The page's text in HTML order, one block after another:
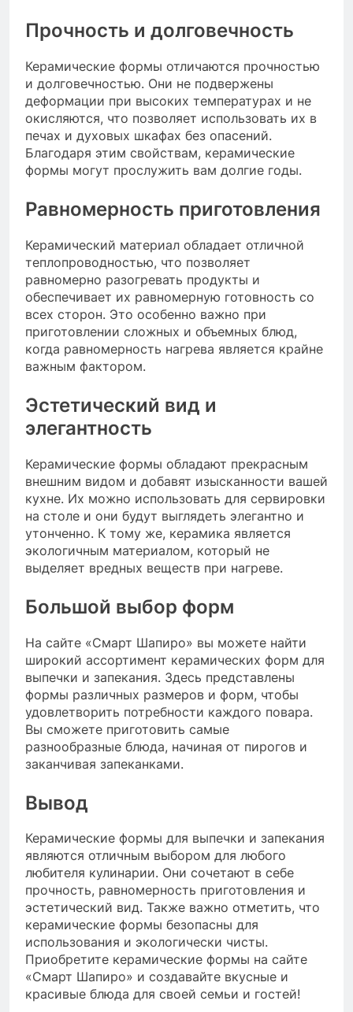
Прочность и долговечность
Керамические формы отличаются прочностью
и долговечностью. Они не подвержены
деформации при высоких температурах и не
окисляются, что позволяет использовать их в
печах и духовых шкафах без опасений.
Благодаря этим свойствам, керамические
формы могут прослужить вам долгие годы.
Равномерность приготовления
Керамический материал обладает отличной
теплопроводностью, что позволяет
равномерно разогревать продукты и
обеспечивает их равномерную готовность со
всех сторон. Это особенно важно при
приготовлении сложных и объемных блюд,
когда равномерность нагрева является крайне
важным фактором.
Эстетический вид и
элегантность
Керамические формы обладают прекрасным
внешним видом и добавят изысканности вашей
кухне. Их можно использовать для сервировки
на столе и они будут выглядеть элегантно и
утонченно. К тому же, керамика является
экологичным материалом, который не
выделяет вредных веществ при нагреве.
Большой выбор форм
На сайте «Смарт Шапиро» вы можете найти
широкий ассортимент керамических форм для
выпечки и запекания. Здесь представлены
формы различных размеров и форм, чтобы
удовлетворить потребности каждого повара.
Вы сможете приготовить самые
разнообразные блюда, начиная от пирогов и
заканчивая запеканками.
Вывод
Керамические формы для выпечки и запекания
являются отличным выбором для любого
любителя кулинарии. Они сочетают в себе
прочность, равномерность приготовления и
эстетический вид. Также важно отметить, что
керамические формы безопасны для
использования и экологически чисты.
Приобретите керамические формы на сайте
«Смарт Шапиро» и создавайте вкусные и
красивые блюда для своей семьи и гостей!